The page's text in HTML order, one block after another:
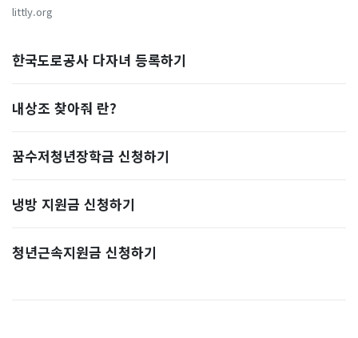
littly.org
한국도로공사 다자녀 등록하기
내상조 찾아줘 란?
꿈수저청년장학금 신청하기
냉방 지원금 신청하기
청년근속지원금 신청하기